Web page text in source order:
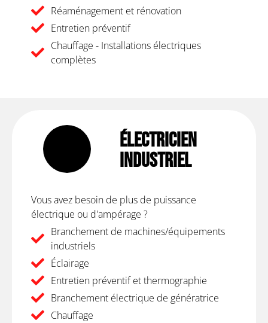
Réaménagement et rénovation
Entretien préventif
Chauffage - Installations électriques
complètes
Électricien
Industriel
Vous avez besoin de plus de puissance
électrique ou d'ampérage ?
Branchement de machines/équipements
industriels
Éclairage
Entretien préventif et thermographie
Branchement électrique de génératrice
Chauffage